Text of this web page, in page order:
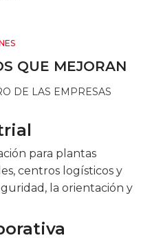
QUE MEJORAN
DE LAS EMPRESAS
para plantas
centros logísticos y
la orientación y